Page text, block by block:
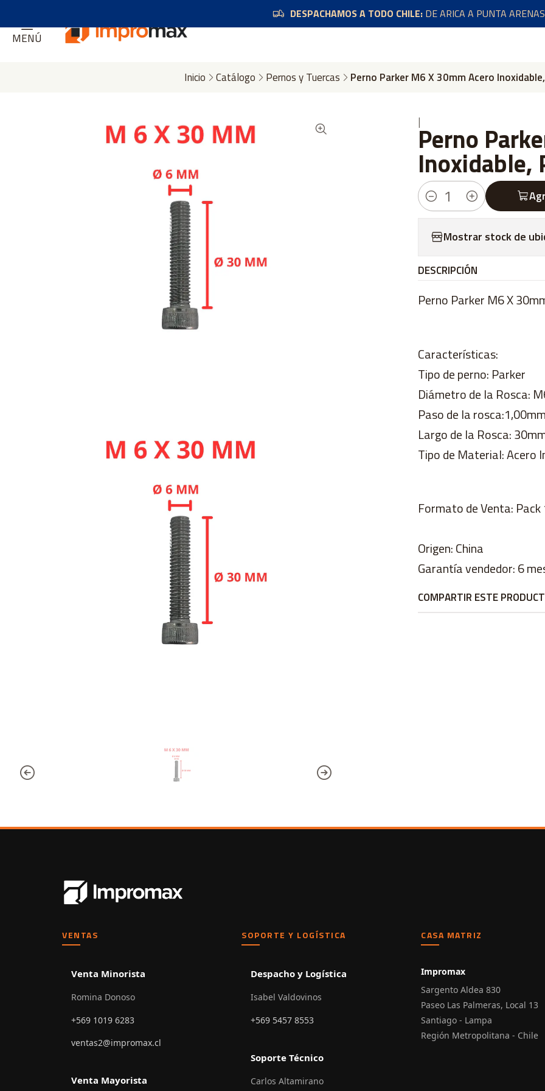
MENÚ
DESPACHAMOS A TODO CHILE:DE ARICA A PUNTA ARENAS
Inicio Catálogo Pernos y Tuercas Perno Parker M6 X 30mm Acero
|Perno
Inoxidable,
Cantidad
Mostrar stock de
DESCRIPCIÓN
Perno Parker M6 X
Características:
Tipo de perno: Parker
Diámetro de la Rosca:
Paso de la rosca:1,00mm
Largo de la Rosca:
Tipo de Material: Acero
Formato de Venta: Pack
Origen: China
Garantía vendedor: 6
COMPARTIR ESTE
VENTAS
Venta Minorista
Romina Donoso
+569 1019 6283
ventas2@impromax.cl
Venta Mayorista
SOPORTE Y LOGÍSTICA
Despacho y Logística
Isabel Valdovinos
+569 5457 8553
Soporte Técnico
Carlos Altamirano
CASA MATRIZ
Impromax
Sargento Aldea 830
Paseo Las Palmeras, Local 13
Santiago - Lampa
Región Metropolitana - Chile